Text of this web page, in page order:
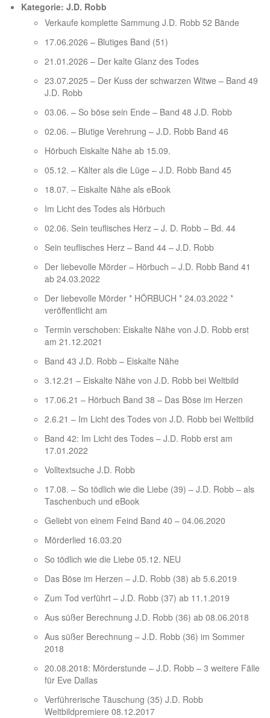
Kategorie: J.D. Robb
Verkaufe komplette Sammung J.D. Robb 52 Bände
17.06.2026 – Blutiges Band (51)
21.01.2026 – Der kalte Glanz des Todes
23.07.2025 – Der Kuss der schwarzen Witwe – Band 49
J.D. Robb
03.06. – So böse sein Ende – Band 48 J.D. Robb
02.06. – Blutige Verehrung – J.D. Robb Band 46
Hörbuch Eiskalte Nähe ab 15.09.
05.12. – Kälter als die Lüge – J.D. Robb Band 45
18.07. – Eiskalte Nähe als eBook
Im Licht des Todes als Hörbuch
02.06. Sein teuflisches Herz – J. D. Robb – Bd. 44
Sein teuflisches Herz – Band 44 – J.D. Robb
Der liebevolle Mörder – Hörbuch – J.D. Robb Band 41
ab 24.03.2022
Der liebevolle Mörder * HÖRBUCH * 24.03.2022 *
veröffentlicht am
Termin verschoben: Eiskalte Nähe von J.D. Robb erst
am 21.12.2021
Band 43 J.D. Robb – Eiskalte Nähe
3.12.21 – Eiskalte Nähe von J.D. Robb bei Weltbild
17.06.21 – Hörbuch Band 38 – Das Böse im Herzen
2.6.21 – Im Licht des Todes von J.D. Robb bei Weltbild
Band 42: Im Licht des Todes – J.D. Robb erst am
17.01.2022
Volltextsuche J.D. Robb
17.08. – So tödlich wie die Liebe (39) – J.D. Robb – als
Taschenbuch und eBook
Geliebt von einem Feind Band 40 – 04.06.2020
Mörderlied 16.03.20
So tödlich wie die Liebe 05.12. NEU
Das Böse im Herzen – J.D. Robb (38) ab 5.6.2019
Zum Tod verführt – J.D. Robb (37) ab 11.1.2019
Aus süßer Berechnung J.D. Robb (36) ab 08.06.2018
Aus süßer Berechnung – J.D. Robb (36) im Sommer
2018
20.08.2018: Mörderstunde – J.D. Robb – 3 weitere Fälle
für Eve Dallas
Verführerische Täuschung (35) J.D. Robb
Weltbildpremiere 08.12.2017